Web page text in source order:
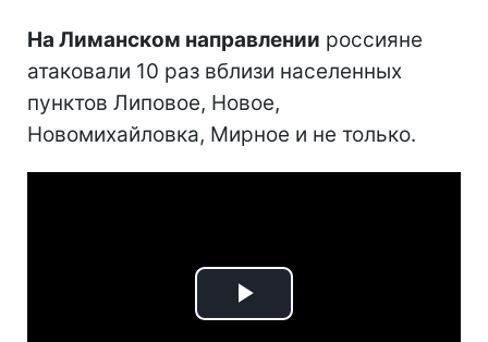
На Лиманском направлении россияне
атаковали 10 раз вблизи населенных
пунктов Липовое, Новое,
Новомихайловка, Мирное и не только.
Play